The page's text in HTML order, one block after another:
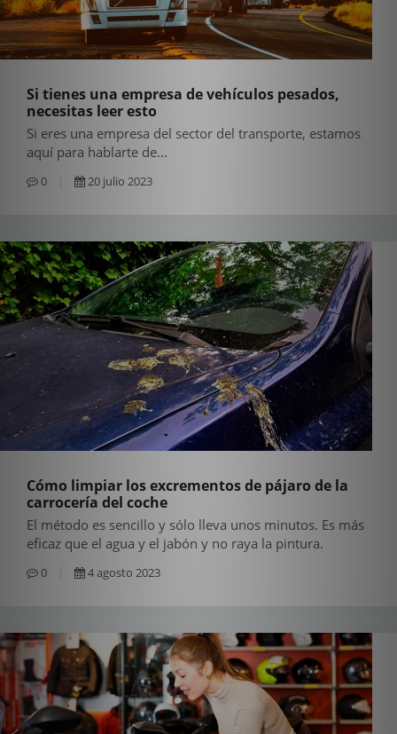
Si tienes una empresa de vehículos pesados,
necesitas leer esto
Si eres una empresa del sector del transporte, estamos
aquí para hablarte de...
0 20 julio 2023
Cómo limpiar los excrementos de pájaro de la
carrocería del coche
El método es sencillo y sólo lleva unos minutos. Es más
eficaz que el agua y el jabón y no raya la pintura.
0 4 agosto 2023